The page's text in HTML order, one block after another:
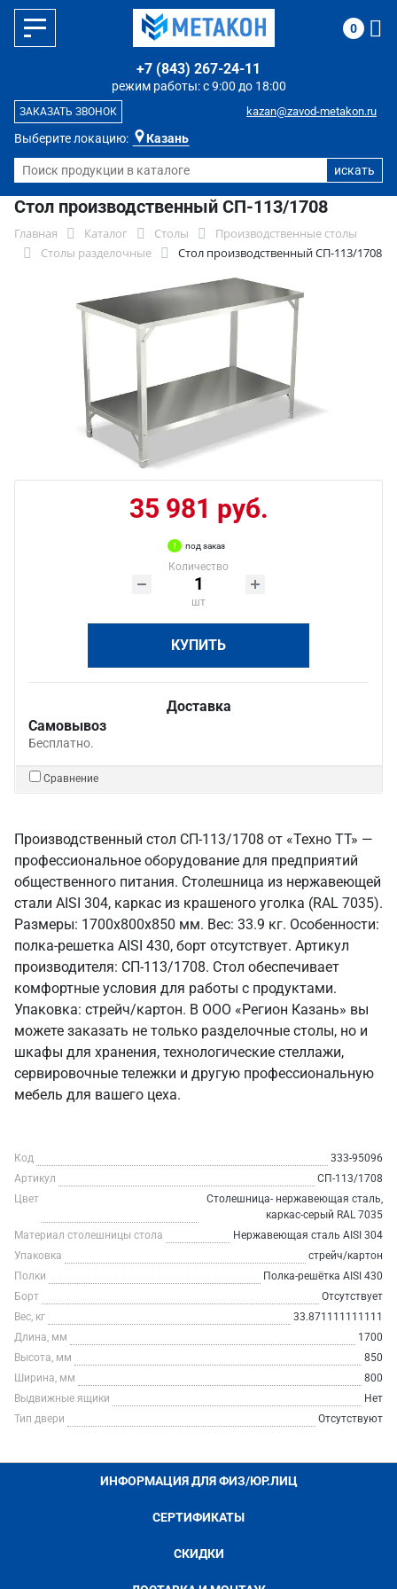
Выберите локацию: Казань
режим работы: с 9:00 до 18:00
+7 (843) 267-24-11
kazan@zavod-metakon.ru
ЗАКАЗАТЬ ЗВОНОК
0
Стол производственный СП-113/1708
Главная Каталог Столы
Производственные столы
Столы разделочные
Стол производственный СП-113/1708
35 981 руб.
под заказ
Количество
шт
КУПИТЬ
Доставка
Самовывоз
Бесплатно.
Сравнение
Производственный стол СП-113/1708 от «Техно ТТ» —
профессиональное оборудование для предприятий
общественного питания. Столешница из нержавеющей
стали AISI 304, каркас из крашеного уголка (RAL 7035).
Размеры: 1700x800x850 мм. Вес: 33.9 кг. Особенности:
полка-решетка AISI 430, борт отсутствует. Артикул
производителя: СП-113/1708. Стол обеспечивает
комфортные условия для работы с продуктами.
Упаковка: стрейч/картон. В ООО «Регион Казань» вы
можете заказать не только разделочные столы, но и
шкафы для хранения, технологические стеллажи,
сервировочные тележки и другую профессиональную
мебель для вашего цеха.
Код
333-95096
Артикул
СП-113/1708
Цвет
Столешница- нержавеющая сталь,
каркас-серый RAL 7035
Материал столешницы стола
Нержавеющая сталь AISI 304
Упаковка
стрейч/картон
Полки
Полка-решётка AISI 430
Борт
Отсутствует
Вес, кг
33.871111111111
Длина, мм
1700
Высота, мм
850
Ширина, мм
800
Выдвижные ящики
Нет
Тип двери
Отсутствуют
ИНФОРМАЦИЯ ДЛЯ ФИЗ/ЮР.ЛИЦ
СЕРТИФИКАТЫ
СКИДКИ